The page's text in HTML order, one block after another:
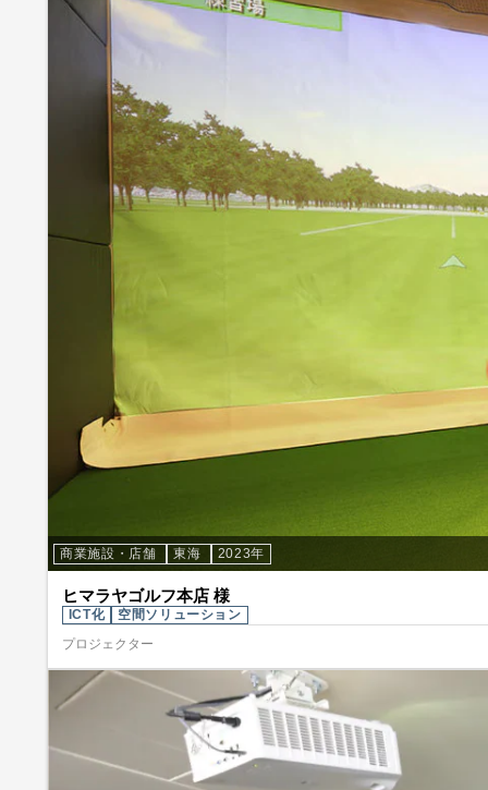
商業施設・店舗 東海 2023年
ヒマラヤゴルフ本店 様
ICT化
空間ソリューション
プロジェクター